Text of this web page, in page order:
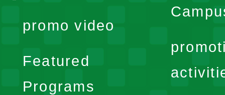
promo video
Featured
Programs